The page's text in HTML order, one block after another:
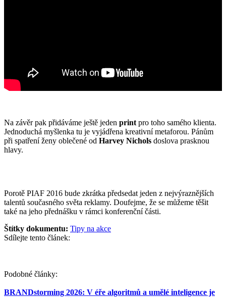
Na závěr pak přidáváme ještě jeden print pro toho samého klienta.
Jednoduchá myšlenka tu je vyjádřena kreativní metaforou. Pánům
při spatření ženy oblečené od Harvey Nichols doslova prasknou
hlavy.
Porotě PIAF 2016 bude zkrátka předsedat jeden z nejvýraznějších
talentů současného světa reklamy. Doufejme, že se můžeme těšit
také na jeho přednášku v rámci konferenční části.
Štítky dokumentu: Tipy na akce
Sdílejte tento článek:
Podobné články:
BRANDstorming 2026: V éře algoritmů a umělé inteligence je